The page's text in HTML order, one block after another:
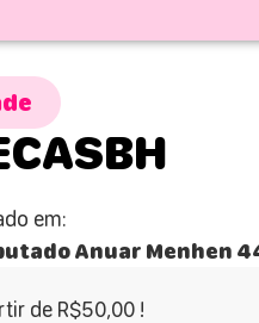
em:
Anuar Menhen
de R$50,00 !